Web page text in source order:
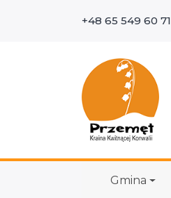
+48 65 549 60 71
Gmina